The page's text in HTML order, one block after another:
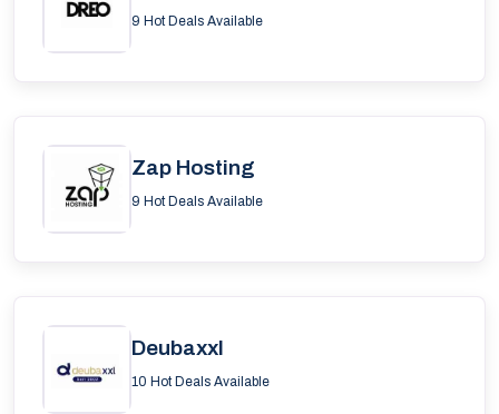
9 Hot Deals Available
Zap Hosting
9 Hot Deals Available
Deubaxxl
10 Hot Deals Available